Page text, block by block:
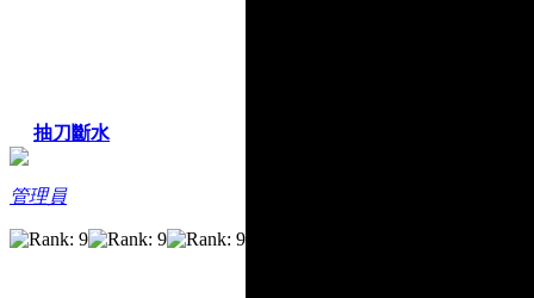
抽刀斷水
管理員